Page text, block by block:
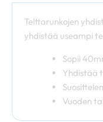
Telttarunkojen
yhdistää useampi
Sopii
Yhdistää
Vuoden